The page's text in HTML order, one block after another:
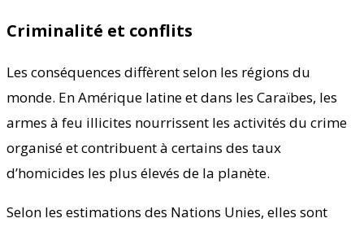
Criminalité et conflits
Les conséquences diffèrent selon les régions du
monde. En Amérique latine et dans les Caraïbes, les
armes à feu illicites nourrissent les activités du crime
organisé et contribuent à certains des taux
d’homicides les plus élevés de la planète.
Selon les estimations des Nations Unies, elles sont